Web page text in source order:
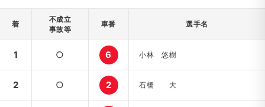
着
不成立
事故等
車番 選手名
1 ○ 6 小林 悠樹
2 ○ 2 石橋 大